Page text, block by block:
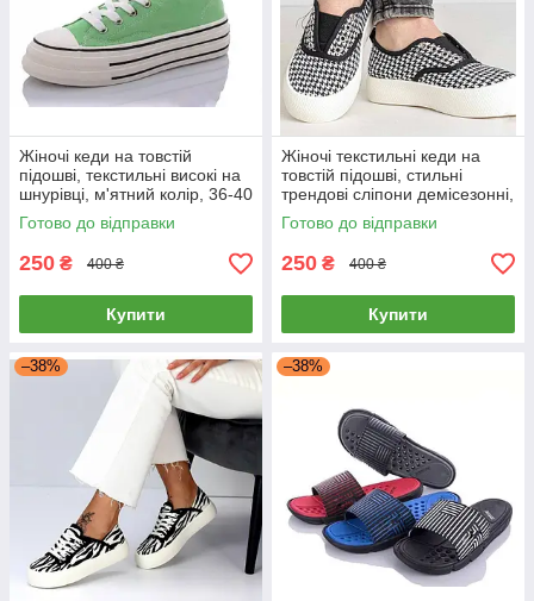
Жіночі кеди на товстій
підошві, текстильні високі на
шнурівці, м'ятний колір, 36-40
Готово до відправки
250 ₴ 400 ₴
Купити
Жіночі текстильні кеди на
товстій підошві, стильні
трендові сліпони демісезонні,
чорні-білі, 36-41
Готово до відправки
250 ₴ 400 ₴
Купити
–38% –38%